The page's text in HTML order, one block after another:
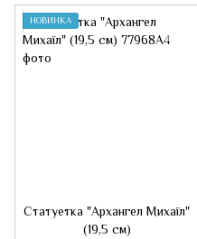
НОВИНКА
Статуетка "Архангел Михаїл"
(19,5 см)